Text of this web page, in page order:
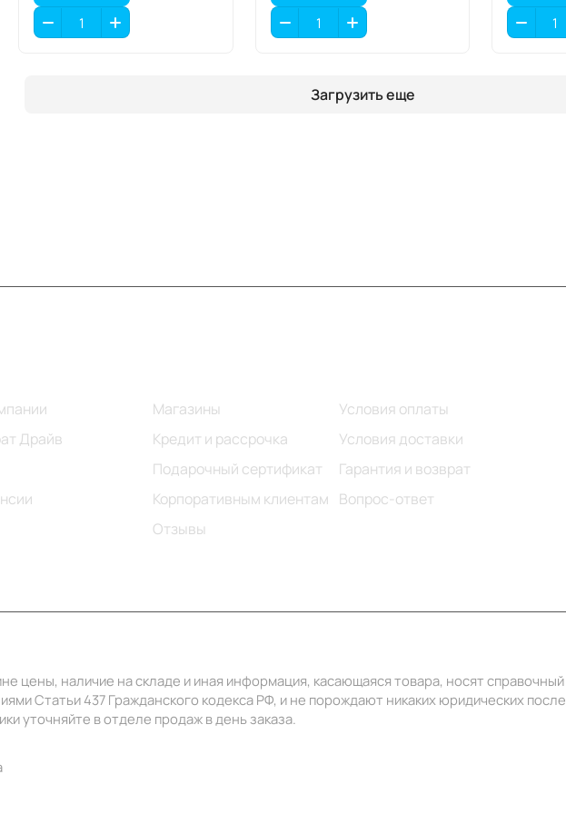
Загрузить еще
Драйв
Магазины
Кредит и рассрочка
Подарочный сертификат
Корпоративным клиентам
Отзывы
Условия оплаты
Условия доставки
Гарантия и возврат
Вопрос-ответ
цены, наличие на складе и иная информация, касающаяся товара, носят
Статьи 437 Гражданского кодекса РФ, и не порождают никаких юридических
уточняйте в отделе продаж в день заказа.